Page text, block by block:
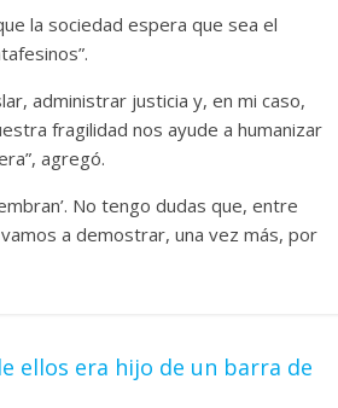
la sociedad espera que sea el
administrar justicia y, en mi caso,
fragilidad nos ayude a humanizar
agregó.
No tengo dudas que, entre
a demostrar, una vez más, por
ellos era hijo de un barra de